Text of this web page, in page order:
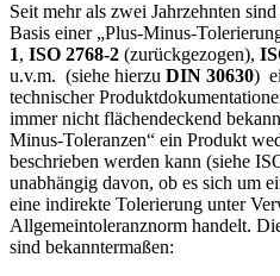
Seit mehr als zwei Jahrzehnten
Basis einer „Plus-Minus-
1, ISO 2768-2 (zurückgezogen),
u.v.m. (siehe hierzu DIN 30630)
technischer
immer nicht flächendeckend
Minus-Toleranzen“ ein Produkt
beschrieben werden kann (siehe
unabhängig davon, ob es sich um
eine indirekte Tolerierung unter
Allgemeintoleranznorm handelt.
sind bekanntermaßen: